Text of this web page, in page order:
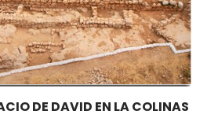
DE DAVID EN LA COLINAS